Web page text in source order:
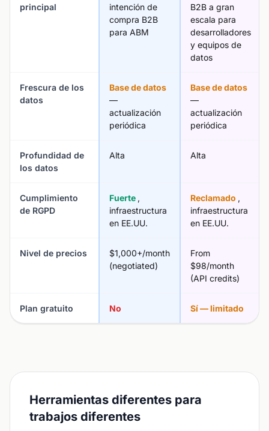
principal
intención de
compra B2B
para ABM
B2B a gran
escala para
desarrolladores
y equipos de
datos
Frescura de los
datos
Base de datos
—
actualización
periódica
Base de datos
—
actualización
periódica
Profundidad de
los datos
Alta Alta
Cumplimiento
de RGPD
Fuerte ,
infraestructura
en EE.UU.
Reclamado ,
infraestructura
en EE.UU.
Nivel de precios
$1,000+/month
(negotiated)
From
$98/month
(API credits)
Plan gratuito No Sí — limitado
Herramientas diferentes para
trabajos diferentes